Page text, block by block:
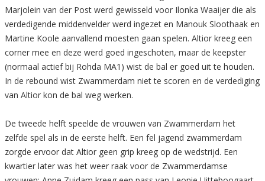
Marjolein van der Post werd gewisseld voor Ilonka Waaijer die als
verdedigende middenvelder werd ingezet en Manouk Sloothaak en
Martine Koole aanvallend moesten gaan spelen. Altior kreeg een
corner mee en deze werd goed ingeschoten, maar de keepster
(normaal actief bij Rohda MA1) wist de bal er goed uit te houden.
In de rebound wist Zwammerdam niet te scoren en de verdediging
van Altior kon de bal weg werken.
De tweede helft speelde de vrouwen van Zwammerdam het
zelfde spel als in de eerste helft. Een fel jagend zwammerdam
zorgde ervoor dat Altior geen grip kreeg op de wedstrijd. Een
kwartier later was het weer raak voor de Zwammerdamse